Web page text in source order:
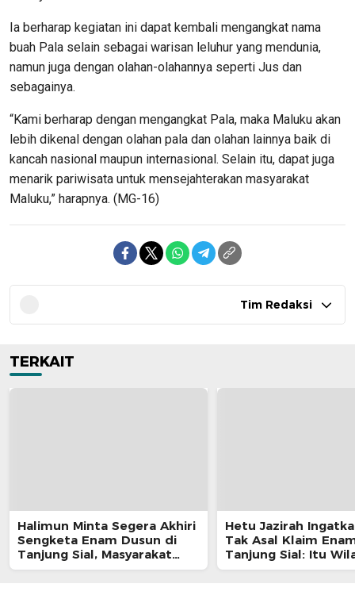
Ia berharap kegiatan ini dapat kembali mengangkat nama
buah Pala selain sebagai warisan leluhur yang mendunia,
namun juga dengan olahan-olahannya seperti Jus dan
sebagainya.
“Kami berharap dengan mengangkat Pala, maka Maluku akan
lebih dikenal dengan olahan pala dan olahan lainnya baik di
kancah nasional maupun internasional. Selain itu, dapat juga
menarik pariwisata untuk mensejahterakan masyarakat
Maluku,” harapnya. (MG-16)
Tim Redaksi
TERKAIT
Halimun Minta Segera Akhiri
Sengketa Enam Dusun di
Tanjung Sial, Masyarakat
Jangan Terus Jadi Korban
Hetu Jazirah
Tak Asal Klaim
Tanjung Sial: Itu
Petuanan Sejak